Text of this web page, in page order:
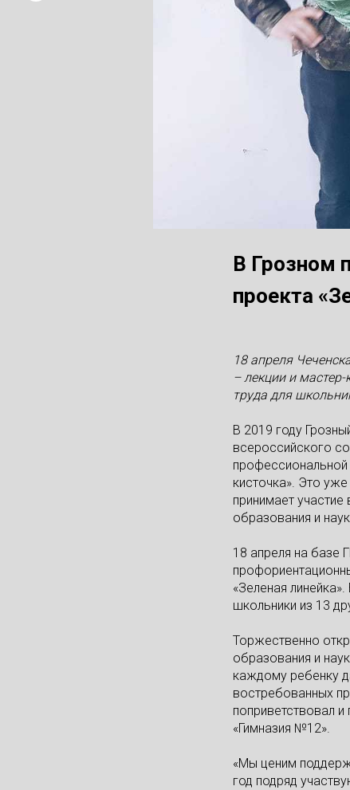
В Грозном
проекта
18 апреля
–лекции и мастер-
труда для
В 2019 году
всероссийского
кисточка». Это
принимает
образования и
18 апреля на базе
«Зеленая
школьники из 13
Торжественно
образования и
каждому ребенку
востребованных
поприветствовал
«Гимназия №12».
«Мы ценим
год подряд